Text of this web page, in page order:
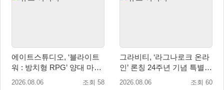
에이트스튜디오, ‘블라이트
워 : 방치형 RPG’ 양대 마켓
인기 순위 1위 달성
2026.08.06 조회 58
그라비티, ‘라그나로크 온라
인’ 론칭 24주년 기념 특별
감사 축제 실시!
2026.08.06 조회 60